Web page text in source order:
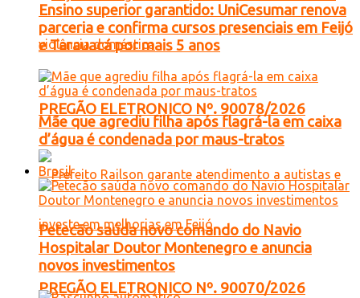
PREGÃO ELETRONICO Nº. 90078/2026
PREGÃO ELETRONICO Nº. 90070/2026
Ensino superior garantido: UniCesumar renova
parceria e confirma cursos presenciais em Feijó
e Tarauacá por mais 5 anos
Mãe que agrediu filha após flagrá-la em caixa
d’água é condenada por maus-tratos
Brasil
Petecão saúda novo comando do Navio
Hospitalar Doutor Montenegro e anuncia
novos investimentos